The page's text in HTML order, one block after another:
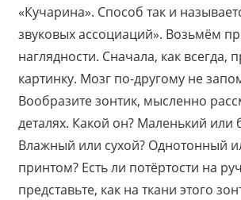
«Кучарина». Способ так и
звуковых ассоциаций». Возьмём
наглядности. Сначала, как всегда,
картинку. Мозг по-другому не
Вообразите зонтик, мысленно
деталях. Какой он? Маленький или
Влажный или сухой? Однотонный
принтом? Есть ли потёртости на
представьте, как на ткани этого